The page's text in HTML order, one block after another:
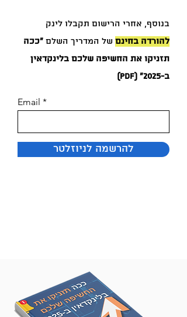
בנוסף, אחרי הרישום תקבלו לינק
להורדה בחינם של המדריך השלם ״ככה
תזניקו את החשיפה שלכם בלינקדאין
ב-2025״ (PDF)
Email
להרשמה לניוזלטר